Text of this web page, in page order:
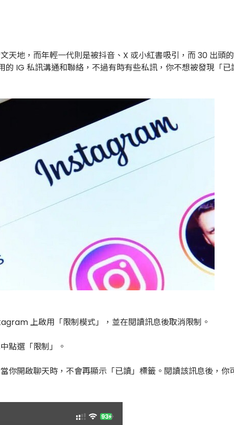
地，而年輕一代則是被抖音、X 或小紅書吸引，而 30 出頭
IG 私訊溝通和聯絡，不過有時有些私訊，你不想被發現「
上啟用「限制模式」，並在閱讀訊息後取消限制。
點選「限制」。
開啟聊天時，不會再顯示「已讀」標籤。閱讀該訊息後，